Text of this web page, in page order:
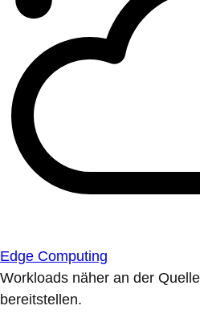
Edge Computing
Workloads näher an der
bereitstellen.